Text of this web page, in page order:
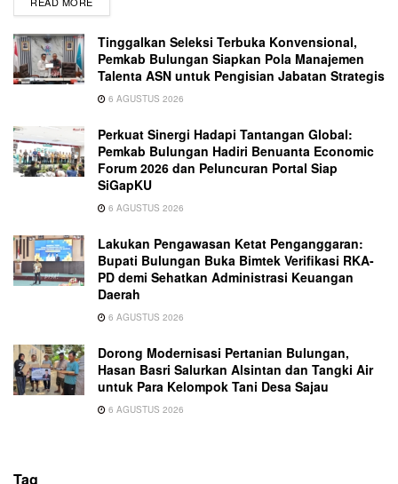
Tinggalkan Seleksi Terbuka Konvensional,
Pemkab Bulungan Siapkan Pola Manajemen
Talenta ASN untuk Pengisian Jabatan Strategis
6 AGUSTUS 2026
Perkuat Sinergi Hadapi Tantangan Global:
Pemkab Bulungan Hadiri Benuanta Economic
Forum 2026 dan Peluncuran Portal Siap
SiGapKU
6 AGUSTUS 2026
Lakukan Pengawasan Ketat Penganggaran:
Bupati Bulungan Buka Bimtek Verifikasi RKA-
PD demi Sehatkan Administrasi Keuangan
Daerah
6 AGUSTUS 2026
Dorong Modernisasi Pertanian Bulungan,
Hasan Basri Salurkan Alsintan dan Tangki Air
untuk Para Kelompok Tani Desa Sajau
6 AGUSTUS 2026
Tag